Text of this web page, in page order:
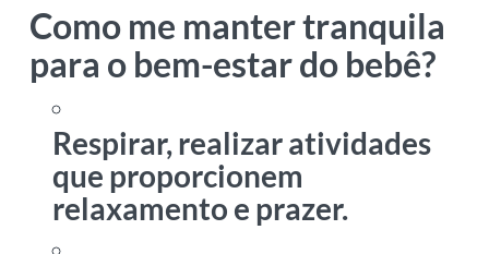
Como me manter tranquila
para o bem-estar do bebê?
Respirar, realizar atividades
que proporcionem
relaxamento e prazer.